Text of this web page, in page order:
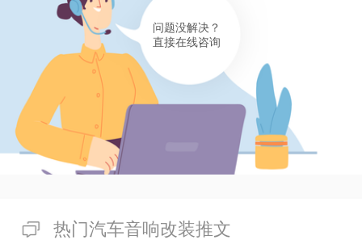
问题没解决？
直接在线咨询
热门汽车音响改装推文